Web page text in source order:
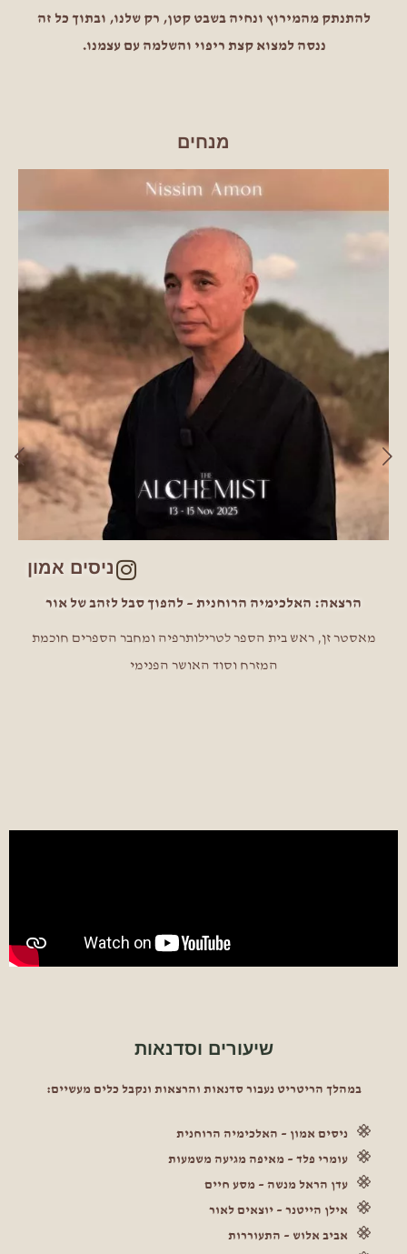
להתנתק מהמירוץ ונחיה בשבט קטן, רק שלנו, ובתוך כל זה
ננסה למצוא קצת ריפוי והשלמה עם עצמנו.
מנחים
ניסים אמון
הרצאה: האלכימיה הרוחנית – להפוך סבל לזהב של אור
מאסטר זן, ראש בית הספר לטרילותרפיה ומחבר הספרים חוכמת
המזרח וסוד האושר הפנימי
שיעורים וסדנאות
במהלך הריטריט נעבור סדנאות והרצאות ונקבל כלים מעשיים:
ניסים אמון – האלכימיה הרוחנית
עומרי פלד – מאיפה מגיעה משמעות
עדן הראל מנשה – מסע חיים
אילן הייטנר – יוצאים לאור
אביב אלוש – התעוררות